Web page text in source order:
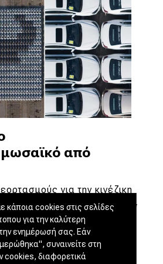
μωσαϊκό από
για την κινέζικη
2021), η Geely
κάποια cookies στις σελίδες
για την καλύτερη
την ενημέρωσή σας. Εάν
συναινείτε στη
cookies, διαφορετικά